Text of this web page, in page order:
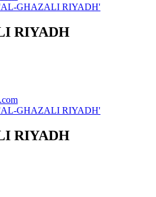
'AL-GHAZALI RIYADH'
RIYADH
'AL-GHAZALI RIYADH'
RIYADH